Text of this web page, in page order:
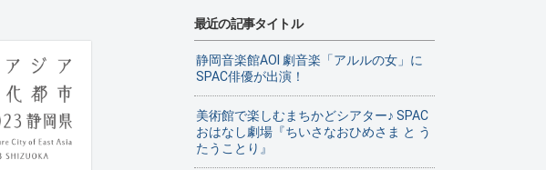
最近の記事タイトル
静岡音楽館AOI 劇音楽「アルルの女」に
SPAC俳優が出演！
美術館で楽しむまちかどシアター♪ SPAC
おはなし劇場『ちいさなおひめさま と う
たうことり』